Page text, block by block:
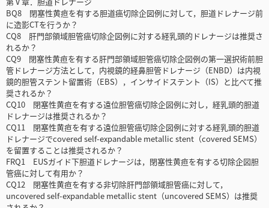
BQ8 閉塞性黄疸を有する胆道癌切除企図例に対して，胆道ドレナージ前
に造影CTを行うか？
CQ8 肝門部領域胆管癌切除企図例に対する経乳頭的ドレナージは推奨さ
れるか？
CQ9 閉塞性黄疸を有する肝門部領域胆管癌切除企図例の第一選択術前胆
管ドレナージ方法として，内視鏡的経鼻胆管ドレナージ（ENBD）は内視
鏡的胆管ステント留置術（EBS），インサイドステント（IS）と比べて推
奨されるか？
CQ10 閉塞性黄疸を有する遠位胆管癌切除企図例に対し，経乳頭的胆道
ドレナージは推奨されるか？
CQ11 閉塞性黄疸を有する遠位胆管癌切除企図例に対する経乳頭的胆道
ドレナージでcovered self-expandable metallic stent（covered SEMS）
を留置することは推奨されるか？
FRQ1 EUSガイド下胆道ドレナージは，閉塞性黄疸を有する切除企図胆
管癌に対して有用か？
CQ12 閉塞性黄疸を有する非切除肝門部領域胆管癌に対して，
uncovered self-expandable metallic stent（uncovered SEMS）は推奨